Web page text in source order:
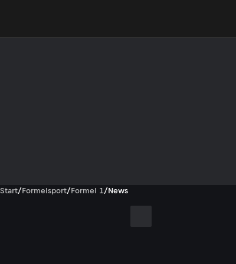
Start/Formelsport/Formel 1/News